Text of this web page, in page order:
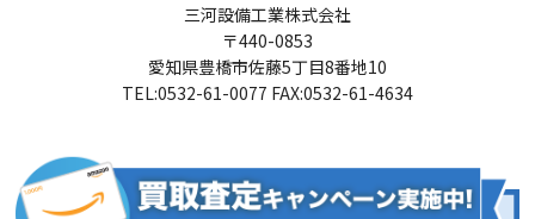
三河設備工業株式会社
〒440-0853
愛知県豊橋市佐藤5丁目8番地10
TEL:0532-61-0077 FAX:0532-61-4634